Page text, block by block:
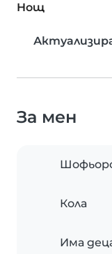
Нощ
За мен
Кола
Има